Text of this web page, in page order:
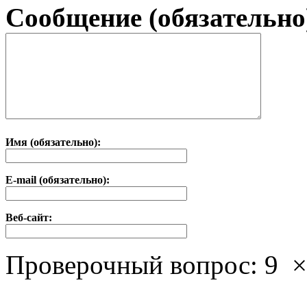
Сообщение
Имя (обязательно):
E-mail (обязательно):
Веб-сайт:
Проверочный вопрос: 9